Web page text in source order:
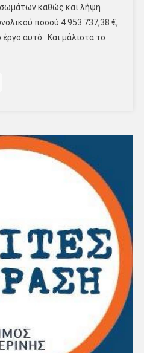
καθώς και λήψη
ποσού 4.953.737,38 €,
αυτό. Και μάλιστα το